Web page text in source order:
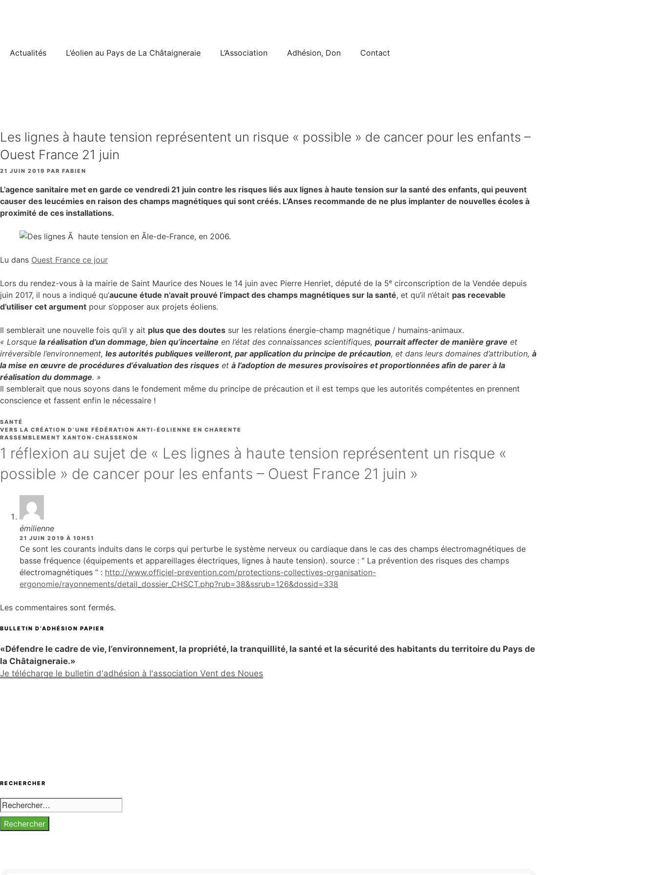
Actualités L’éolien au Pays de La Châtaigneraie L’Association Adhésion, Don Contact
Les lignes à haute tension représentent un risque « possible » de cancer pour les enfants –
Ouest France 21 juin
21 JUIN 2019 PAR FABIEN
L’agence sanitaire met en garde ce vendredi 21 juin contre les risques liés aux lignes à haute tension sur la santé des enfants, qui peuvent
causer des leucémies en raison des champs magnétiques qui sont créés. L’Anses recommande de ne plus implanter de nouvelles écoles à
proximité de ces installations.
Lu dans Ouest France ce jour
Lors du rendez-vous à la mairie de Saint Maurice des Noues le 14 juin avec Pierre Henriet, député de la 5ᵉ circonscription de la Vendée depuis
juin 2017, il nous a indiqué qu’aucune étude n’avait prouvé l’impact des champs magnétiques sur la santé, et qu’il n’était pas recevable
d’utiliser cet argument pour s’opposer aux projets éoliens.
Il semblerait une nouvelle fois qu’il y ait plus que des doutes sur les relations énergie-champ magnétique / humains-animaux.
« Lorsque la réalisation d’un dommage, bien qu’incertaine en l’état des connaissances scientifiques, pourrait affecter de manière grave et
irréversible l’environnement, les autorités publiques veilleront, par application du principe de précaution, et dans leurs domaines d’attribution, à
la mise en œuvre de procédures d’évaluation des risques et à l’adoption de mesures provisoires et proportionnées afin de parer à la
réalisation du dommage. »
Il semblerait que nous soyons dans le fondement même du principe de précaution et il est temps que les autorités compétentes en prennent
conscience et fassent enfin le nécessaire !
CATÉGORIES
SANTÉ
VERS LA CRÉATION D’UNE FÉDÉRATION ANTI-ÉOLIENNE EN CHARENTE
RASSEMBLEMENT XANTON-CHASSENON
1 réflexion au sujet de « Les lignes à haute tension représentent un risque «
possible » de cancer pour les enfants – Ouest France 21 juin »
émilienne
21 JUIN 2019 À 10H51
Ce sont les courants induits dans le corps qui perturbe le système nerveux ou cardiaque dans le cas des champs électromagnétiques de
basse fréquence (équipements et appareillages électriques, lignes à haute tension). source : ” La prévention des risques des champs
électromagnétiques ” : http://www.officiel-prevention.com/protections-collectives-organisation-
ergonomie/rayonnements/detail_dossier_CHSCT.php?rub=38&ssrub=126&dossid=338
Les commentaires sont fermés.
BULLETIN D’ADHÉSION PAPIER
«Défendre le cadre de vie, l’environnement, la propriété, la tranquillité, la santé et la sécurité des habitants du territoire du Pays de
la Châtaigneraie.»
Je télécharge le bulletin d'adhésion à l'association Vent des Noues
RECHERCHER
Rechercher :